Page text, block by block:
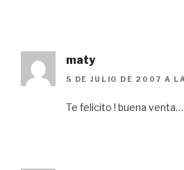
maty
5 DE JULIO DE 2007 A
Te felicito ! buena venta…